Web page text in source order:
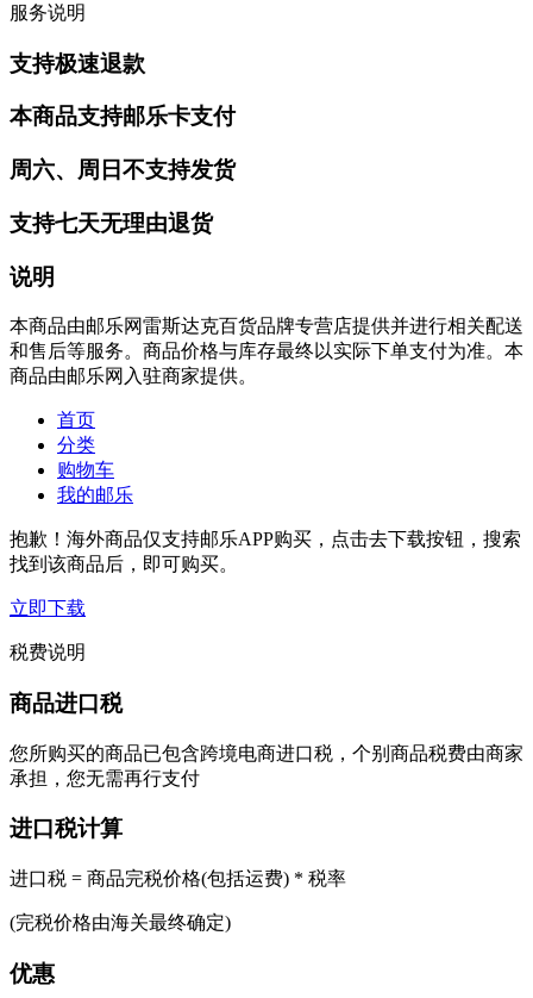
服务说明
支持极速退款
本商品支持邮乐卡支付
周六、周日不支持发货
支持七天无理由退货
说明
本商品由邮乐网雷斯达克百货品牌专营店提供并进行相关配送
和售后等服务。商品价格与库存最终以实际下单支付为准。本
商品由邮乐网入驻商家提供。
首页
分类
购物车
我的邮乐
抱歉！海外商品仅支持邮乐APP购买，点击去下载按钮，搜索
找到该商品后，即可购买。
立即下载
税费说明
商品进口税
您所购买的商品已包含跨境电商进口税，个别商品税费由商家
承担，您无需再行支付
进口税计算
进口税 = 商品完税价格(包括运费) * 税率
(完税价格由海关最终确定)
优惠